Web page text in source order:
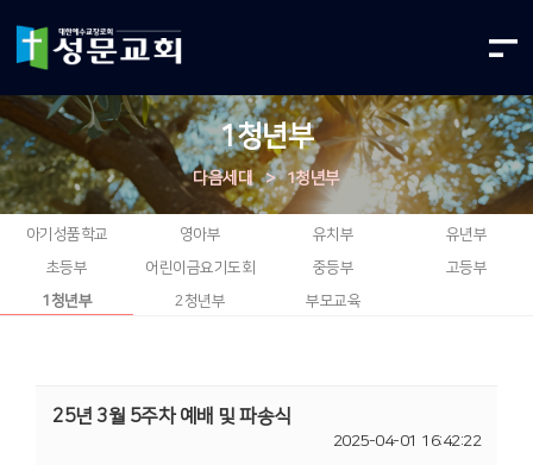
1청년부
다음세대 > 1청년부
아기성품학교 영아부 유치부
유년부
초등부
어린이금요기도회 중등부
고등부
1청년부
2청년부 부모교육
25년 3월 5주차 예배 및 파송식
2025-04-01 16:42:22